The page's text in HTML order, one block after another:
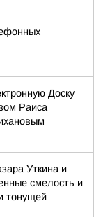
Доску
Раиса
Уткина и
смелость и
тонущей